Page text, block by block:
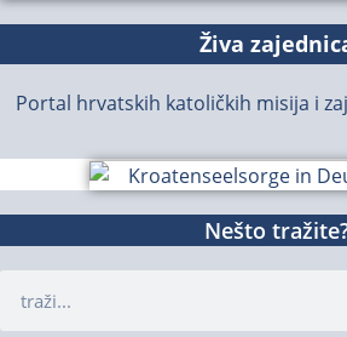
Živa
Portal hrvatskih katoličkih misija i
Nešto